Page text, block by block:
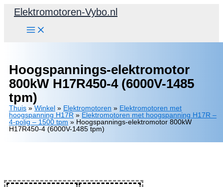
Elektromotoren-Vybo.nl
Hoogspannings-elektromotor
800kW H17R450-4 (6000V-1485
tpm)
Thuis » Winkel » Elektromotoren » Elektromotoren met
hoogspanning H17R » Elektromotoren met hoogspanning H17R –
4-polig – 1500 tpm » Hoogspannings-elektromotor 800kW
H17R450-4 (6000V-1485 tpm)